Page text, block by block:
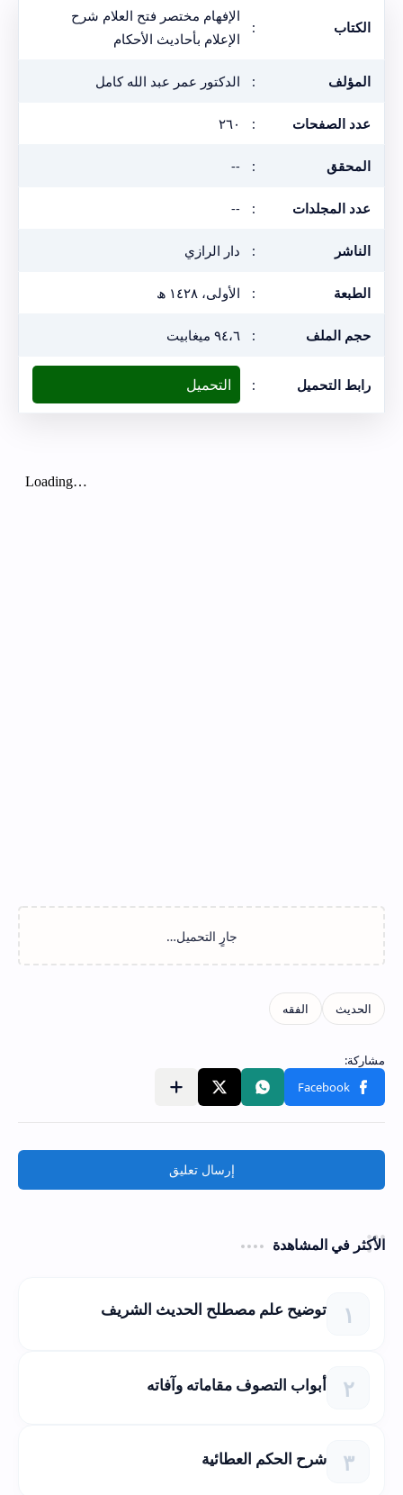
الكتاب :
الإفهام مختصر فتح العلام شرح
الإعلام بأحاديث الأحكام
المؤلف : الدكتور عمر عبد الله كامل
عدد الصفحات : ٢٦٠
المحقق :
--
عدد المجلدات :
--
الناشر : دار الرازي
الطبعة : الأولى، ١٤٢٨ ھ
حجم الملف : ٩٤،٦ ميغابيت
رابط التحميل : التحميل
إرسال تعليق
الأكثر في المشاهدة
توضيح علم مصطلح الحديث الشريف
أبواب التصوف مقاماته وآفاته
شرح الحكم العطائية